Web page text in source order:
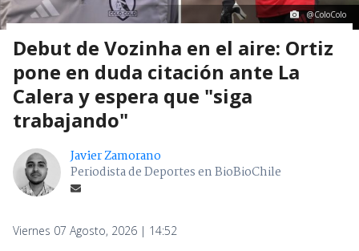
@ColoColo
Debut de Vozinha en el aire: Ortiz
pone en duda citación ante La
Calera y espera que "siga
trabajando"
Javier Zamorano
Periodista de Deportes en BioBioChile
Viernes 07 Agosto, 2026 | 14:52